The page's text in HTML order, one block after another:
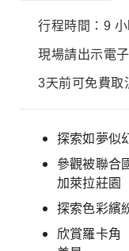
行程時間：9
現場請出示電
3天前可免費取
探索如夢似
參觀被聯合
加萊拉莊園
探索色彩繽
欣賞羅卡角